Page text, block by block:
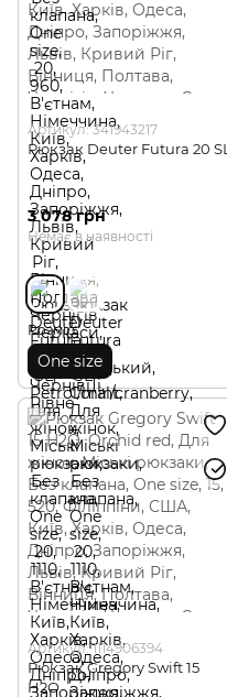
Артикул: 341943217
Рюкзак Deuter Futura 20 SL
3 078 грн
Немає в наявності
Розмір
One size
Артикул: 1114906394
Рюкзак Gregory Swift 15
H2O